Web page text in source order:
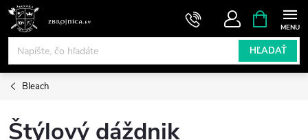
Prejsť
obsah
HĽADAŤ
KOŠÍK
Bleach
Štýlový dáždnik